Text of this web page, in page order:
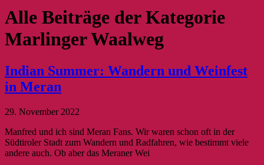
Alle Beiträge der Kategorie
Marlinger Waalweg
Indian Summer: Wandern und Weinfest
in Meran
29. November 2022
Manfred und ich sind Meran Fans. Wir waren schon oft in der
Südtiroler Stadt zum Wandern und Radfahren, wie bestimmt viele
andere auch. Ob aber das Meraner Wei